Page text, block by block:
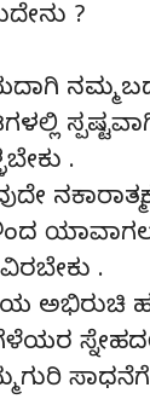
?
ನಮ್ಮ
.
.
ಅಭಿರುಚಿ
ಗುರಿ ಸಾಧನೆಗೆ